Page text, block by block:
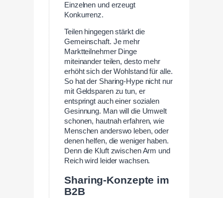
Einzelnen und erzeugt
Konkurrenz.
Teilen hingegen stärkt die
Gemeinschaft. Je mehr
Marktteilnehmer Dinge
miteinander teilen, desto mehr
erhöht sich der Wohlstand für alle.
So hat der Sharing-Hype nicht nur
mit Geldsparen zu tun, er
entspringt auch einer sozialen
Gesinnung. Man will die Umwelt
schonen, hautnah erfahren, wie
Menschen anderswo leben, oder
denen helfen, die weniger haben.
Denn die Kluft zwischen Arm und
Reich wird leider wachsen.
Sharing-Konzepte im
B2B